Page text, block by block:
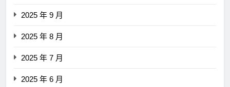
2025 年 9 月
2025 年 8 月
2025 年 7 月
2025 年 6 月